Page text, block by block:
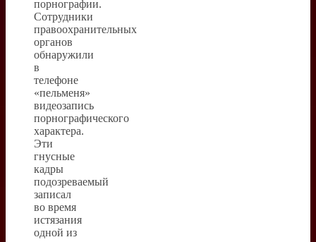
порнографии.
Сотрудники
правоохранительных
органов
обнаружили
в
телефоне
«пельменя»
видеозапись
порнографического
характера.
Эти
гнусные
кадры
подозреваемый
записал
во время
истязания
одной из